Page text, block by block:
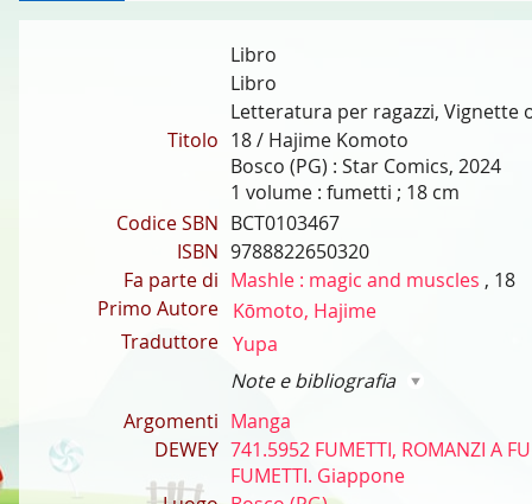
Libro
Libro
Letteratura per ragazzi, Vignette
Titolo 18 / Hajime Komoto
Bosco (PG) : Star Comics, 2024
1 volume : fumetti ; 18 cm
Codice SBN BCT0103467
ISBN 9788822650320
Fa parte di Mashle : magic and muscles , 18
Primo Autore Kōmoto, Hajime
Traduttore Yupa
Note e bibliografia
Argomenti Manga
DEWEY 741.5952 FUMETTI, ROMANZI A
FUMETTI. Giappone